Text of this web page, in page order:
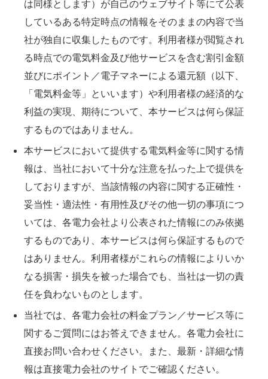
は同様とします）が自己のウェブサイト等にて公表
しているある特定時点の情報をそのままの内容で当
社が独自に収集したものです。利用者様が閲覧され
る時点での電気料金及び他サービスを含む割引金額
並びにポイント／電子マネーによる還元額（以下、
「電気料金等」といいます）や利用者様の経済的な
利益の実現、期待について、本サービスは何ら保証
するものではありません。
本サービスにおいて提供する電気料金等に関する情
報は、当社において十分な注意を払った上で提供を
しておりますが、当該情報の内容に関する正確性・
妥当性・適法性・有用性及びその他一切の事項につ
いては、各電力会社より公表された情報にのみ依拠
するものであり、本サービスは何ら保証するもので
はありません。利用者様がこれらの情報によりいか
なる損害・損失を被った場合でも、当社は一切の責
任を負わないものとします。
当社では、各電力会社の料金プラン／サービス等に
関するご質問にはお答えできません。各電力会社に
直接お問い合わせください。また、最新・詳細な情
報は直接電力会社のサイトでご確認ください。